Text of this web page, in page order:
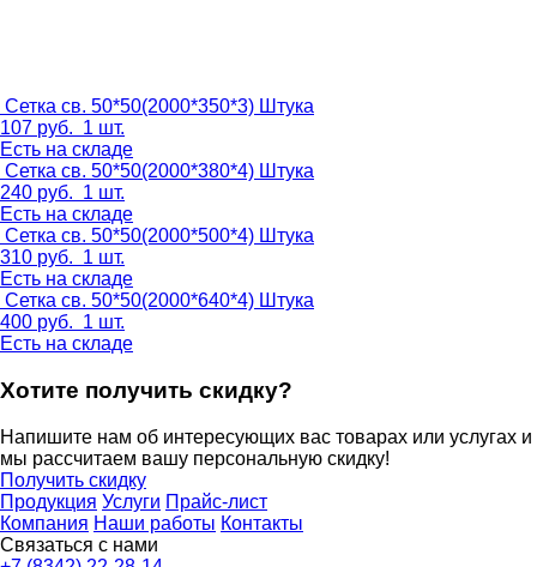
Сетка св. 50*50(2000*350*3) Штука
107 руб. 1 шт.
Есть на складе
Сетка св. 50*50(2000*380*4) Штука
240 руб. 1 шт.
Есть на складе
Сетка св. 50*50(2000*500*4) Штука
310 руб. 1 шт.
Есть на складе
Сетка св. 50*50(2000*640*4) Штука
400 руб. 1 шт.
Есть на складе
Хотите получить скидку?
Напишите нам об интересующих вас товарах или услугах и
мы рассчитаем вашу персональную скидку!
Получить скидку
Продукция Услуги Прайс-лист
Компания Наши работы Контакты
Связаться с нами